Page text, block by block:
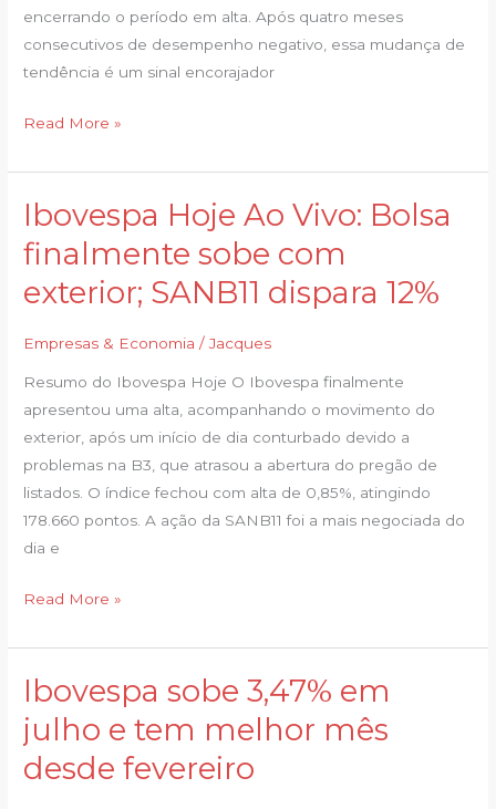
encerrando o período em alta. Após quatro meses
consecutivos de desempenho negativo, essa mudança de
tendência é um sinal encorajador
Read More »
Ibovespa Hoje Ao Vivo: Bolsa
finalmente sobe com
exterior; SANB11 dispara 12%
Empresas & Economia /Jacques
Resumo do Ibovespa Hoje O Ibovespa finalmente
apresentou uma alta, acompanhando o movimento do
exterior, após um início de dia conturbado devido a
problemas na B3, que atrasou a abertura do pregão de
listados. O índice fechou com alta de 0,85%, atingindo
178.660 pontos. A ação da SANB11 foi a mais negociada do
dia e
Ibovespa
Ao
Vivo:
finalmente
sobe
exterior;
SANB11
dispara
12%
Read More »
Ibovespa sobe 3,47% em
julho e tem melhor mês
desde fevereiro
Ibovespa
3,47%
em